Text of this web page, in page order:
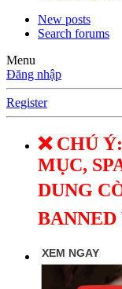
New posts
Search forums
Menu
Đăng nhập
Register
❌ CHÚ
MỤC,
DUNG